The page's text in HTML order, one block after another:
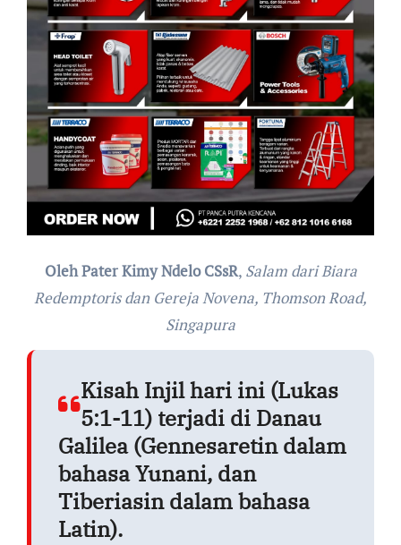
Oleh Pater Kimy Ndelo CSsR, Salam dari Biara
Redemptoris dan Gereja Novena, Thomson Road,
Singapura
Kisah Injil hari ini (Lukas
5:1-11) terjadi di Danau
Galilea (Gennesaretin dalam
bahasa Yunani, dan
Tiberiasin dalam bahasa
Latin).